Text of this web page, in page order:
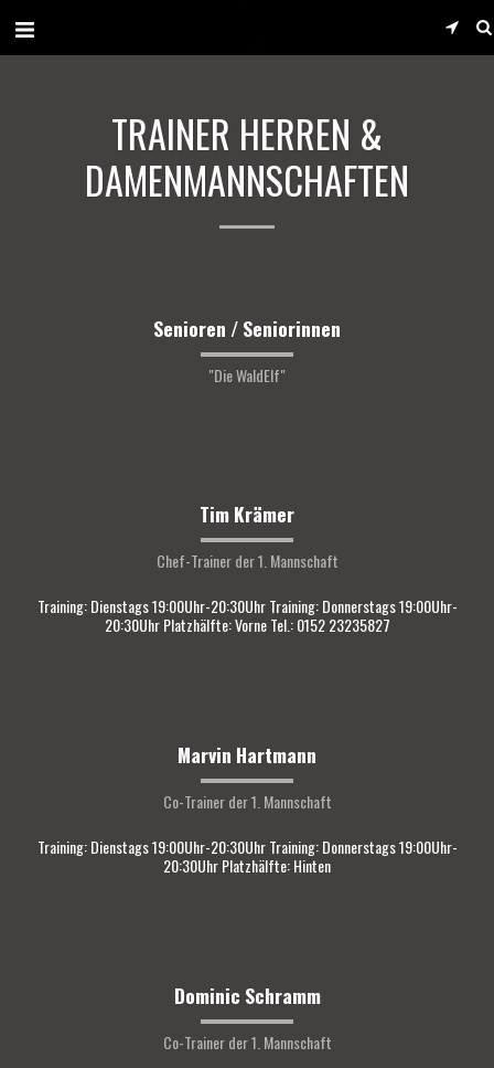
TRAINER HERREN &
DAMENMANNSCHAFTEN
Senioren / Seniorinnen
"Die WaldElf"
Tim Krämer
Chef-Trainer der 1. Mannschaft
Training: Dienstags 19:00Uhr-20:30Uhr Training: Donnerstags 19:00Uhr-
20:30Uhr Platzhälfte: Vorne Tel.: 0152 23235827
Marvin Hartmann
Co-Trainer der 1. Mannschaft
Training: Dienstags 19:00Uhr-20:30Uhr Training: Donnerstags 19:00Uhr-
20:30Uhr Platzhälfte: Hinten
Dominic Schramm
Co-Trainer der 1. Mannschaft